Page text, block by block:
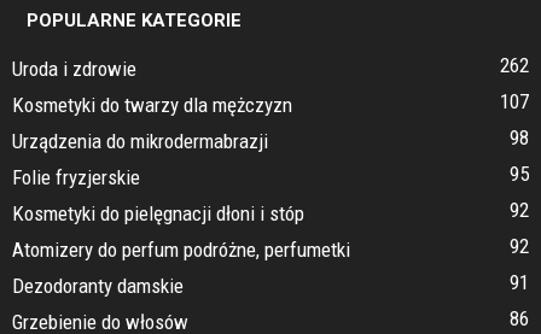
POPULARNE KATEGORIE
Uroda i zdrowie
262
Kosmetyki do twarzy dla mężczyzn
107
Urządzenia do mikrodermabrazji
98
Folie fryzjerskie
95
Kosmetyki do pielęgnacji dłoni i stóp
92
Atomizery do perfum podróżne, perfumetki
92
Dezodoranty damskie
91
Grzebienie do włosów
86